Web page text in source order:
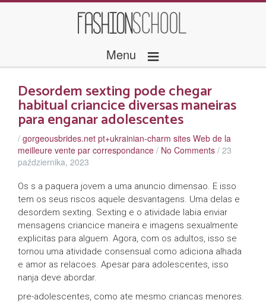
Menu ≡
Desordem sexting pode chegar
habitual criancice diversas maneiras
para enganar adolescentes
/ gorgeousbrides.net pt+ukrainian-charm sites Web de la
meilleure vente par correspondance / No Comments / 23
października, 2023
Os s a paquera jovem a uma anuncio dimensao. E isso
tem os seus riscos aquele desvantagens. Uma delas e
desordem sexting. Sexting e o atividade labia enviar
mensagens criancice maneira e imagens sexualmente
explicitas para alguem. Agora, com os adultos, isso se
tornou uma atividade consensual como adiciona alhada
e amor as relacoes. Apesar para adolescentes, isso
nanja deve abordar.
pre-adolescentes, como ate mesmo criancas menores.